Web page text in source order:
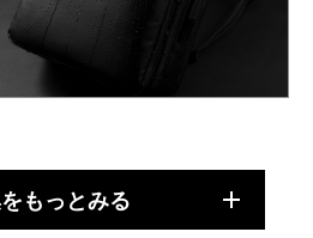
もっとみる